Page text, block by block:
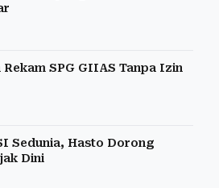
SPG GIIAS Tanpa Izin
Sedunia, Hasto Dorong
Dini